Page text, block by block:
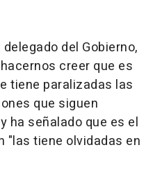
del Gobierno,
creer que es
tiene paralizadas las
que siguen
ha señalado que es el
"las tiene olvidadas en